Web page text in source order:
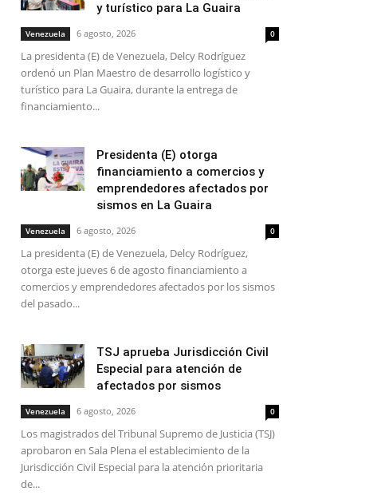
y turístico para La Guaira
Venezuela 6 agosto, 2026 0
La presidenta (E) de Venezuela, Delcy Rodríguez
ordenó un Plan Maestro de desarrollo logístico y
turístico para La Guaira, durante la entrega de
financiamiento...
Presidenta (E) otorga
financiamiento a comercios y
emprendedores afectados por
sismos en La Guaira
Venezuela 6 agosto, 2026 0
La presidenta (E) de Venezuela, Delcy Rodríguez,
otorga este jueves 6 de agosto financiamiento a
comercios y emprendedores afectados por los sismos
del pasado...
TSJ aprueba Jurisdicción Civil
Especial para atención de
afectados por sismos
Venezuela 6 agosto, 2026 0
Los magistrados del Tribunal Supremo de Justicia (TSJ)
aprobaron en Sala Plena el establecimiento de la
Jurisdicción Civil Especial para la atención prioritaria
de...